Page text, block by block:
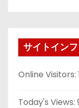
サイトイン
Online Visitors:
Today's Views: